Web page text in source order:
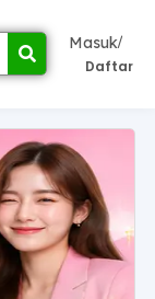
Masuk/
Daftar